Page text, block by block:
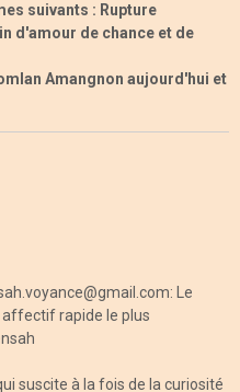
suivants : Rupture
d'amour de chance et de
Amangnon aujourd'hui et
Le
rapide le plus
suscite à la fois de la curiosité